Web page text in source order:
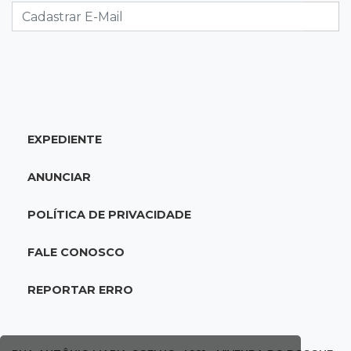
mulher dentro do quarto
08:10Sabia dessa?
até matar seu cachorro
Ele vendeu a casa para virar piloto, mas pulo
EXPEDIENTE
ANUNCIAR
POLÍTICA DE PRIVACIDADE
FALE CONOSCO
REPORTAR ERRO